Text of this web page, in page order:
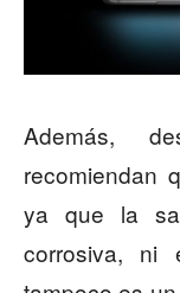
Además,
recomiendan
ya que la
corrosiva, ni